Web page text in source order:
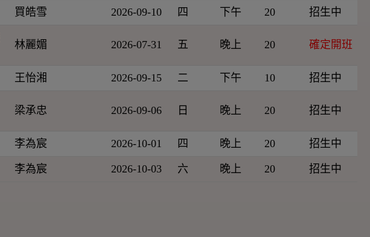
買皓雪 2026-09-10 四 下午 20 招生中
林麗媚 2026-07-31 五 晚上 20 確定開班
王怡湘 2026-09-15 二 下午 10 招生中
梁承忠 2026-09-06 日 晚上 20 招生中
李為宸 2026-10-01 四 晚上 20 招生中
李為宸 2026-10-03 六 晚上 20 招生中